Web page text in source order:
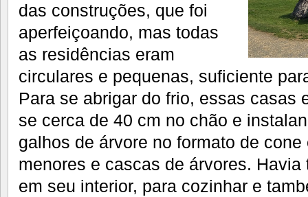
das construções, que foi
aperfeiçoando, mas todas
as residências eram
circulares e pequenas, suficiente
Para se abrigar do frio, essas casas
se cerca de 40 cm no chão e
galhos de árvore no formato de
menores e cascas de árvores.
em seu interior, para cozinhar e